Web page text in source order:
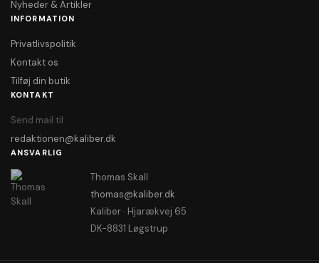
Nyheder & Artikler
INFORMATION
Privatlivspolitik
Kontakt os
Tilføj din butik
KONTAKT
Send mail til
redaktionen@kaliber.dk
ANSVARLIG
Thomas Skall
thomas@kaliber.dk
Kaliber · Hjarækvej 65
DK-8831 Løgstrup